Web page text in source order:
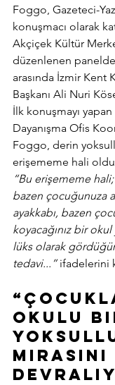
Foggo, Gazeteci-
konuşmacı olarak
Akçiçek Kültür
düzenlenen
arasında İzmir Kent
Başkanı Ali Nuri
İlk konuşmayı
Dayanışma Ofis
Foggo, derin
erişememe hali
“Bu erişememe
bazen çocuğunuza
ayakkabı, bazen
koyacağınız bir
lüks olarak
tedavi...” ifadelerini
okulu
mirasını